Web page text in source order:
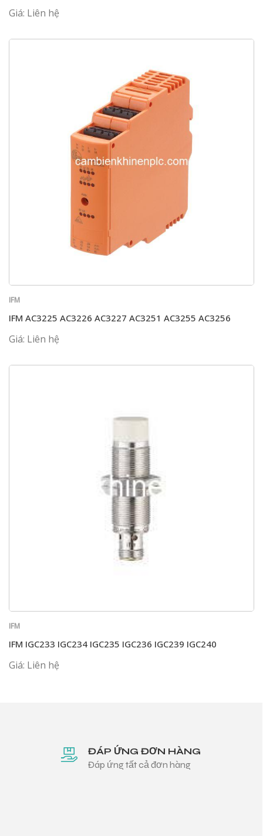
Giá: Liên hệ
IFM
IFM AC3225 AC3226 AC3227 AC3251 AC3255 AC3256
Giá: Liên hệ
IFM
IFM IGC233 IGC234 IGC235 IGC236 IGC239 IGC240
Giá: Liên hệ
ĐÁP ỨNG ĐƠN HÀNG
Đáp ứng tất cả đơn hàng